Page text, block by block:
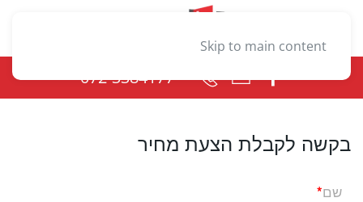
Skip to main content
072-3384177
בקשה לקבלת הצעת מחיר
שם*